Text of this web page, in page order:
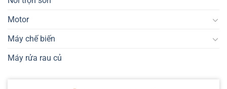
Motor
Máy chế biến
Máy rửa rau củ